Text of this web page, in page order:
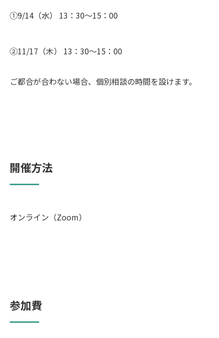
①9/14（水） 13：30～15：00
②11/17（木） 13：30～15：00
ご都合が合わない場合、個別相談の時間を設けます。
開催方法
オンライン（Zoom）
参加費